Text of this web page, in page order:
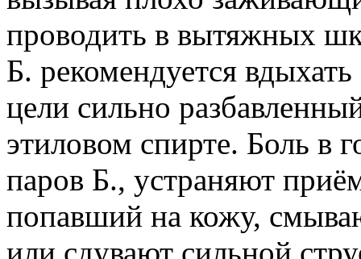
проводить в вытяжных
Б. рекомендуется
цели сильно
этиловом спирте. Боль в
паров Б., устраняют
попавший на кожу,